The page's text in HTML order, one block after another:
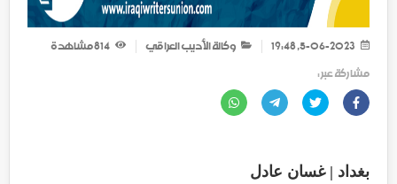
وكالة الأديب العراقي 814
مشاهدة
مشاركة عبر :
بغداد | غسان عادل